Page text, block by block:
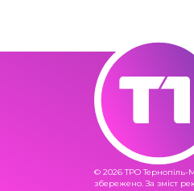
© 2026 ТРО Тернопіль-
збережено. За зміст